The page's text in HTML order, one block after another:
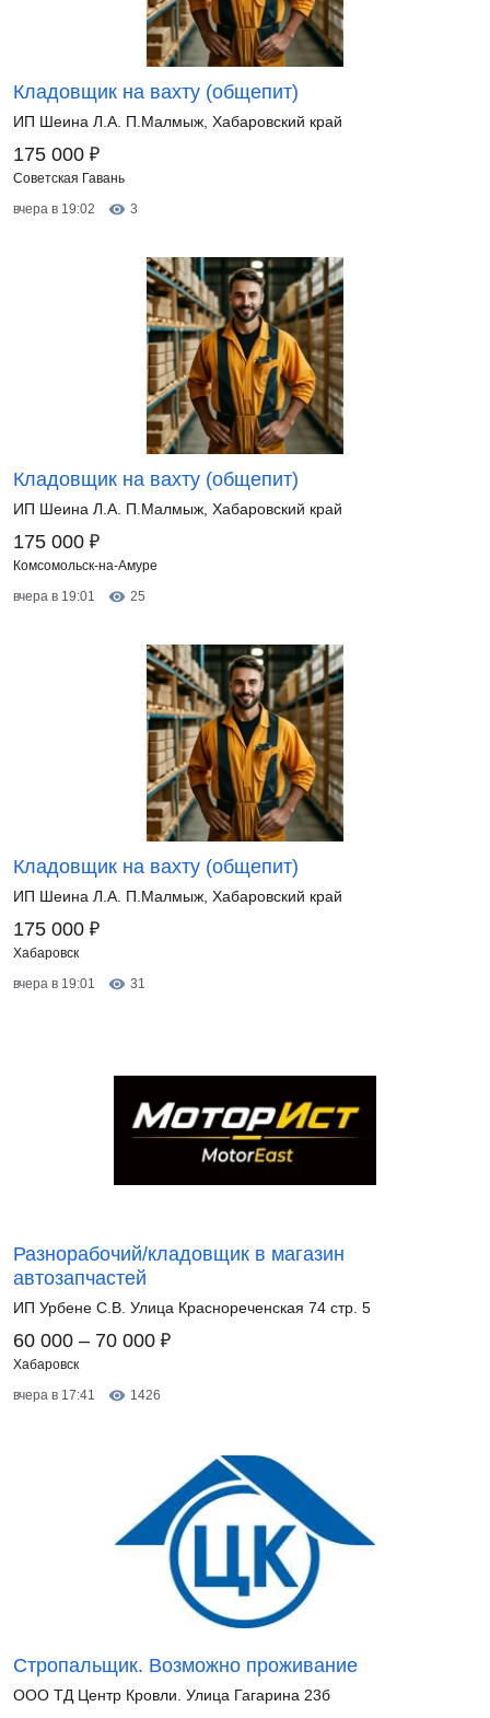
Кладовщик на вахту (общепит)
ИП Шеина Л.А. П.Малмыж, Хабаровский край
175 000 ₽
Советская Гавань
вчера в 19:02
3
Кладовщик на вахту (общепит)
ИП Шеина Л.А. П.Малмыж, Хабаровский край
175 000 ₽
Комсомольск-на-Амуре
вчера в 19:01
25
Кладовщик на вахту (общепит)
ИП Шеина Л.А. П.Малмыж, Хабаровский край
175 000 ₽
Хабаровск
вчера в 19:01
31
Разнорабочий/кладовщик в магазин
автозапчастей
ИП Урбене С.В. Улица Краснореченская 74 стр. 5
60 000 – 70 000 ₽
Хабаровск
вчера в 17:41
1426
Стропальщик. Возможно проживание
ООО ТД Центр Кровли. Улица Гагарина 23б